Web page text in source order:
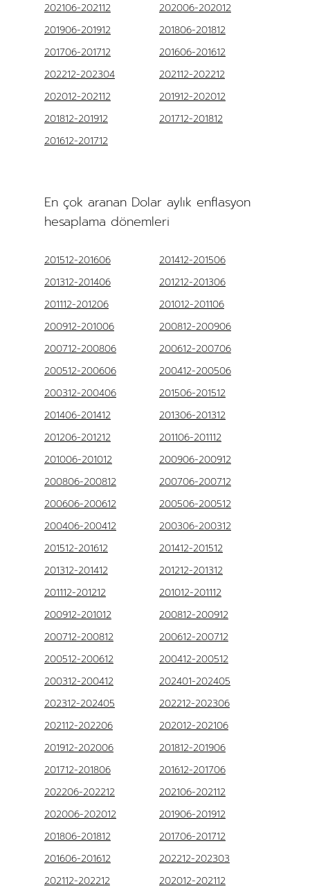
202106-202112
202006-202012
201906-201912
201806-201812
201706-201712
201606-201612
202212-202304
202112-202212
202012-202112
201912-202012
201812-201912
201712-201812
201612-201712
En çok aranan Dolar aylık enflasyon
hesaplama dönemleri
201512-201606
201412-201506
201312-201406
201212-201306
201112-201206
201012-201106
200912-201006
200812-200906
200712-200806
200612-200706
200512-200606
200412-200506
200312-200406
201506-201512
201406-201412
201306-201312
201206-201212
201106-201112
201006-201012
200906-200912
200806-200812
200706-200712
200606-200612
200506-200512
200406-200412
200306-200312
201512-201612
201412-201512
201312-201412
201212-201312
201112-201212
201012-201112
200912-201012
200812-200912
200712-200812
200612-200712
200512-200612
200412-200512
200312-200412
202401-202405
202312-202405
202212-202306
202112-202206
202012-202106
201912-202006
201812-201906
201712-201806
201612-201706
202206-202212
202106-202112
202006-202012
201906-201912
201806-201812
201706-201712
201606-201612
202212-202303
202112-202212
202012-202112